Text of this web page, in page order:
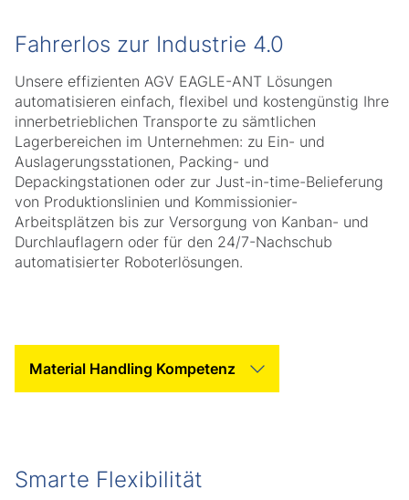
Fahrerlos zur Industrie 4.0
Unsere effizienten AGV EAGLE-ANT Lösungen
automatisieren einfach, flexibel und kostengünstig Ihre
innerbetrieblichen Transporte zu sämtlichen
Lagerbereichen im Unternehmen: zu Ein- und
Auslagerungsstationen, Packing- und
Depackingstationen oder zur Just-in-time-Belieferung
von Produktionslinien und Kommissionier-
Arbeitsplätzen bis zur Versorgung von Kanban- und
Durchlauflagern oder für den 24/7-Nachschub
automatisierter Roboterlösungen.
Tab Slider Helper Text
Smarte Flexibilität